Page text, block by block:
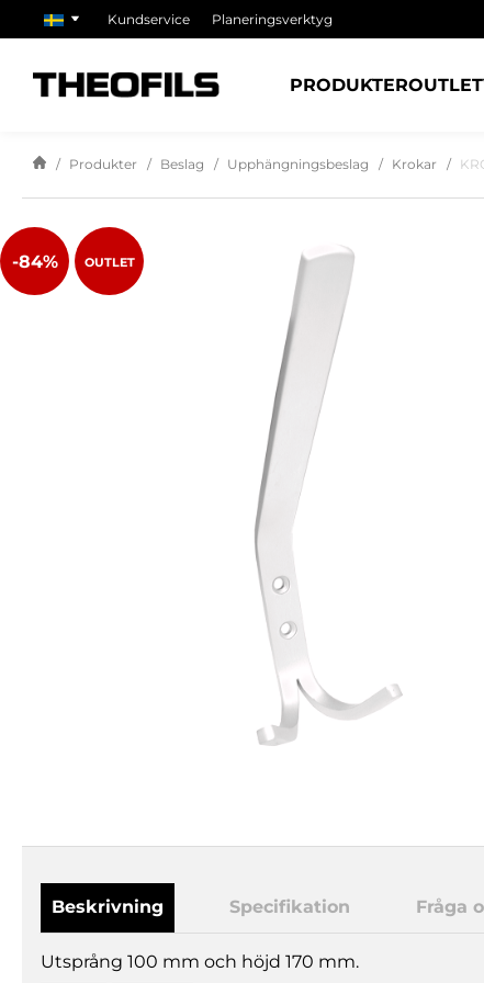
Kundservice Planeringsverktyg
PRODUKTEROUTLET
Produkter Beslag Upphängningsbeslag Krokar
-84% OUTLET
Beskrivning Specifikation Fråga
Utsprång 100 mm och höjd 170 mm.